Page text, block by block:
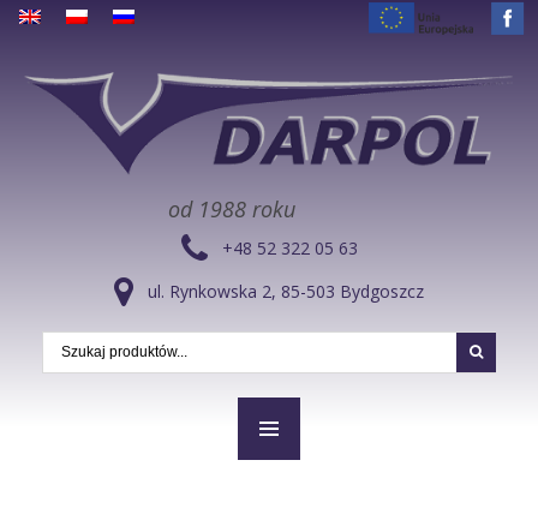
od 1988 roku
+48 52 322 05 63
ul. Rynkowska 2, 85-503 Bydgoszcz